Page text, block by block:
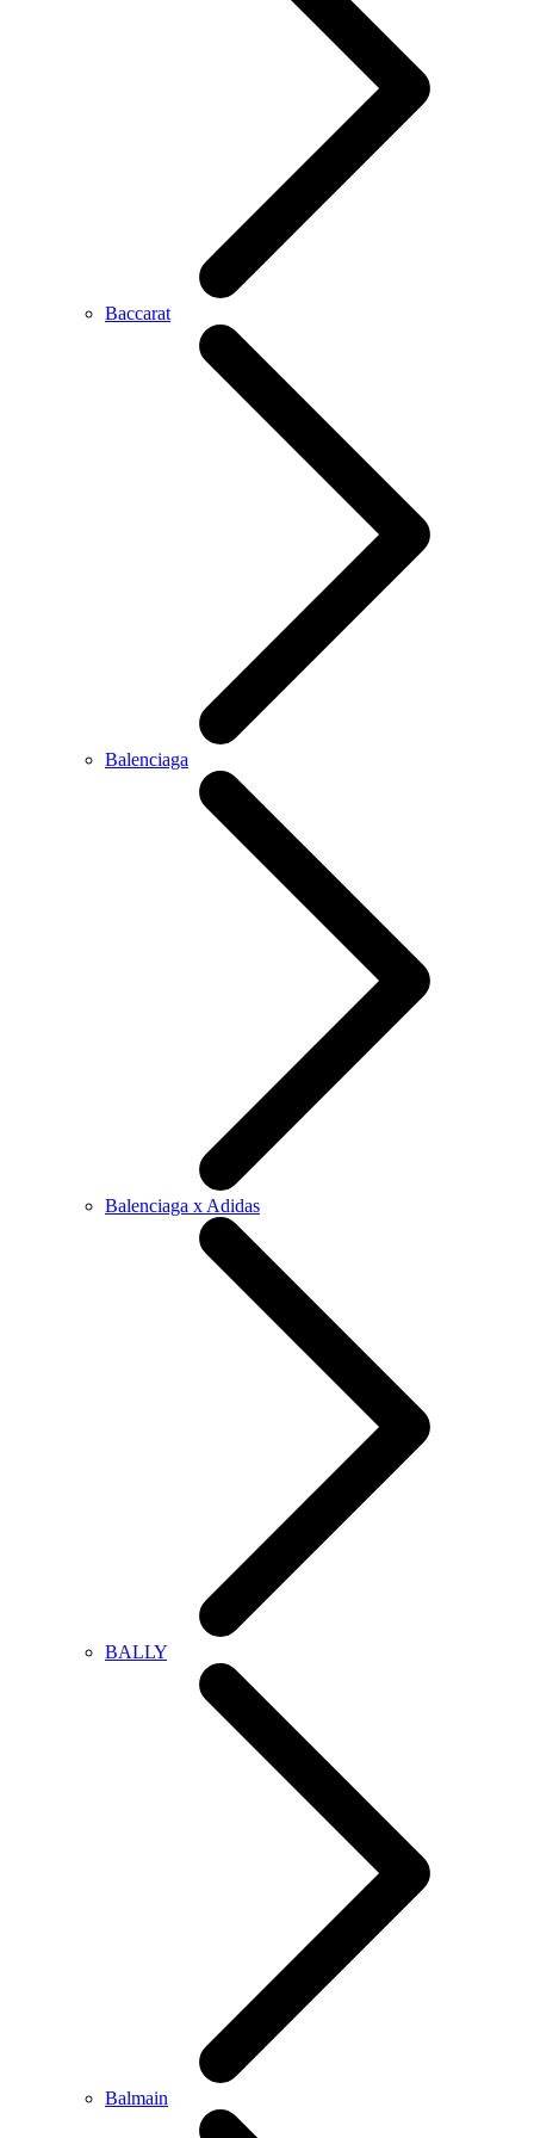
Baccarat
Balenciaga
Balenciaga x Adidas
BALLY
Balmain